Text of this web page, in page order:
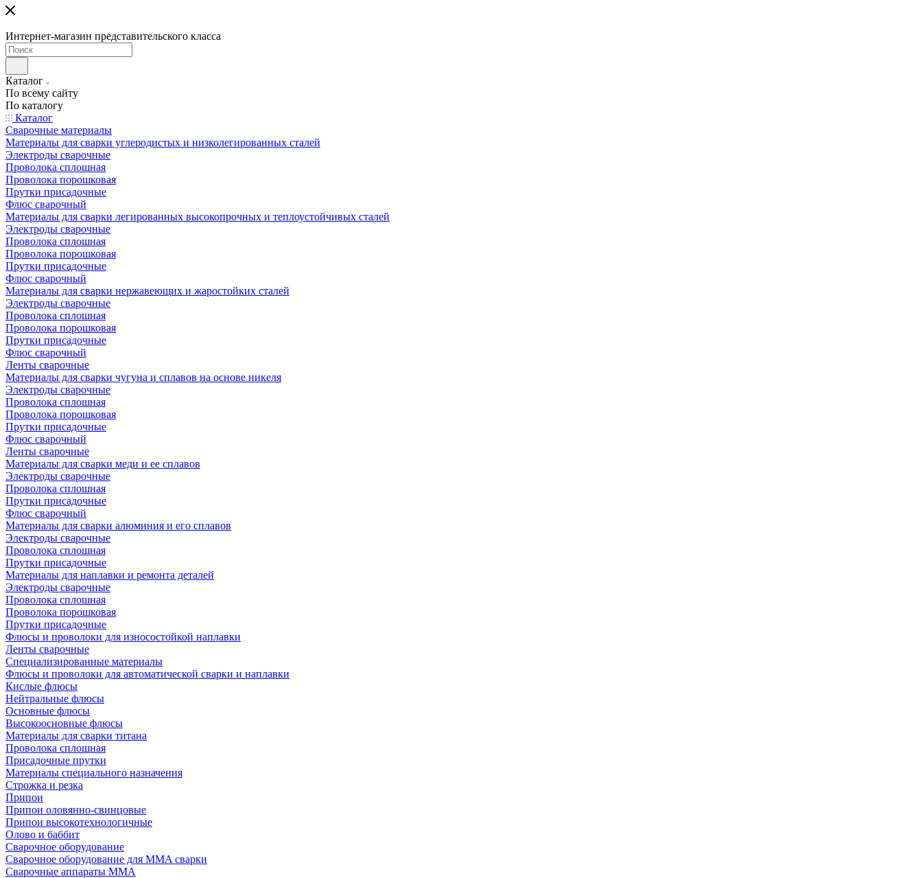
Интернет-магазин представительского класса
Каталог
По всему сайту
По каталогу
Каталог
Сварочные материалы
Материалы для сварки углеродистых и низколегированных сталей
Электроды сварочные
Проволока сплошная
Проволока порошковая
Прутки присадочные
Флюс сварочный
Материалы для сварки легированных высокопрочных и теплоустойчивых сталей
Электроды сварочные
Проволока сплошная
Проволока порошковая
Прутки присадочные
Флюс сварочный
Материалы для сварки нержавеющих и жаростойких сталей
Электроды сварочные
Проволока сплошная
Проволока порошковая
Прутки присадочные
Флюс сварочный
Ленты сварочные
Материалы для сварки чугуна и сплавов на основе никеля
Электроды сварочные
Проволока сплошная
Проволока порошковая
Прутки присадочные
Флюс сварочный
Ленты сварочные
Материалы для сварки меди и ее сплавов
Электроды сварочные
Проволока сплошная
Прутки присадочные
Флюс сварочный
Материалы для сварки алюминия и его сплавов
Электроды сварочные
Проволока сплошная
Прутки присадочные
Материалы для наплавки и ремонта деталей
Электроды сварочные
Проволока сплошная
Проволока порошковая
Прутки присадочные
Флюсы и проволоки для износостойкой наплавки
Ленты сварочные
Специализированные материалы
Флюсы и проволоки для автоматической сварки и наплавки
Кислые флюсы
Нейтральные флюсы
Основные флюсы
Высокоосновные флюсы
Материалы для сварки титана
Проволока сплошная
Присадочные прутки
Материалы специального назначения
Строжка и резка
Припои
Припои оловянно-свинцовые
Припои высокотехнологичные
Олово и баббит
Сварочное оборудование
Сварочное оборудование для MMA сварки
Сварочные аппараты MMA